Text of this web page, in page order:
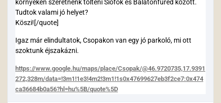
környékén szeretnénk tölteni Siófok és Balatonfüred között.
Tudtok valami jó helyet?
Köszi![/quote]
Igaz már elindultatok, Csopakon van egy jó parkoló, mi ott
szoktunk éjszakázni.
https://www.google.hu/maps/place/Csopak/@46.9720735,17.9391
272,328m/data=!3m1!1e3!4m2!3m1!1s0x47699627eb3f2ce7:0x474
ca36684b0a56?hl=hu%5B/quote%5D